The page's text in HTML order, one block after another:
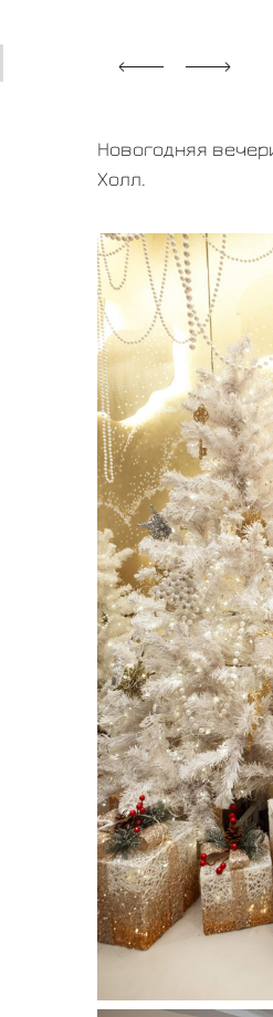
Новогодняя
Холл.